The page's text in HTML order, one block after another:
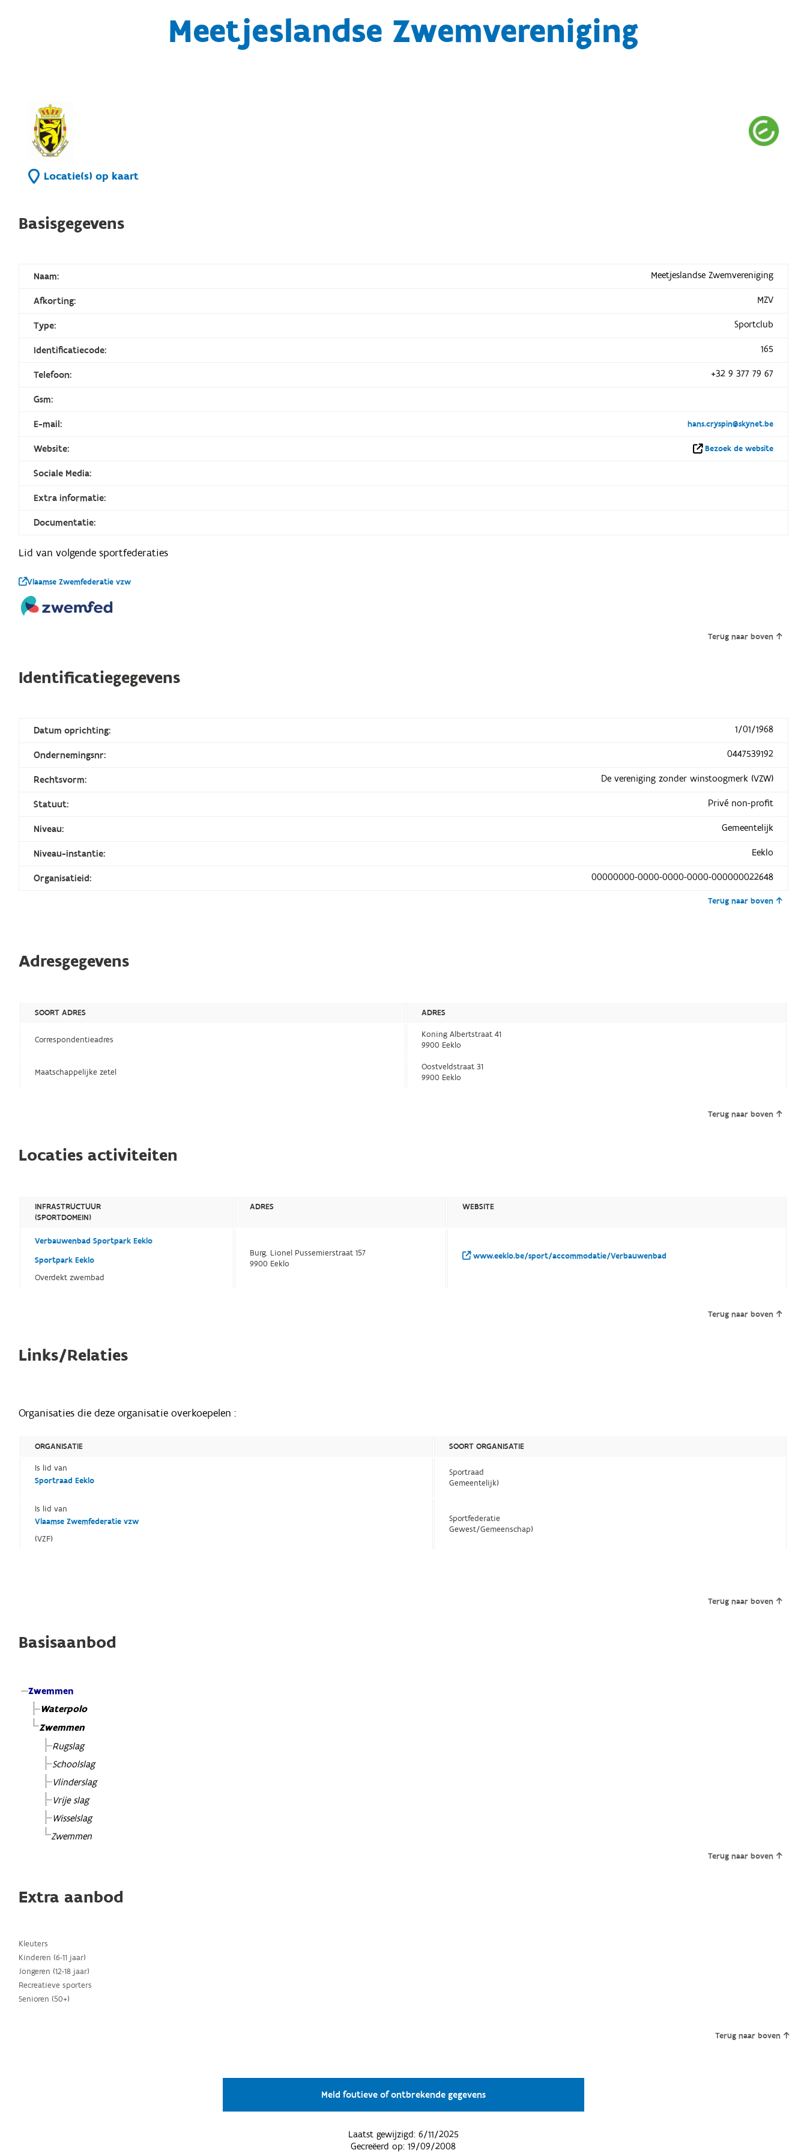
Meetjeslandse Zwemvereniging
Locatie(s) op kaart
Basisgegevens
Naam: Meetjeslandse Zwemvereniging
Afkorting: MZV
Type: Sportclub
Identificatiecode: 165
Telefoon: +32 9 377 79 67
Gsm:
E-mail: hans.cryspin@skynet.be
Website: Bezoek de website
Sociale Media:
Extra informatie:
Documentatie:
Lid van volgende sportfederaties
Vlaamse Zwemfederatie vzw
Terug naar boven
Identificatiegegevens
Datum oprichting: 1/01/1968
Ondernemingsnr: 0447539192
Rechtsvorm: De vereniging zonder winstoogmerk (VZW)
Statuut: Privé non-profit
Niveau: Gemeentelijk
Niveau-instantie: Eeklo
Organisatieid: 00000000-0000-0000-0000-000000022648
Terug naar boven
Adresgegevens
SOORT ADRES ADRES
Correspondentieadres
Koning Albertstraat 41
9900 Eeklo
Maatschappelijke zetel
Oostveldstraat 31
9900 Eeklo
Terug naar boven
Locaties activiteiten
INFRASTRUCTUUR
(SPORTDOMEIN)
ADRES WEBSITE
Verbauwenbad Sportpark Eeklo
Sportpark Eeklo
Overdekt zwembad
Burg. Lionel Pussemierstraat 157
9900 Eeklo
www.eeklo.be/sport/accommodatie/Verbauwenbad
Terug naar boven
Links/Relaties
Organisaties die deze organisatie overkoepelen :
ORGANISATIE
SOORT ORGANISATIE
Is lid van
Sportraad Eeklo
Sportraad
Gemeentelijk)
Is lid van
Vlaamse Zwemfederatie vzw
(VZF)
Sportfederatie
Gewest/Gemeenschap)
Terug naar boven
Basisaanbod
Zwemmen
Waterpolo
Zwemmen
Rugslag
Schoolslag
Vlinderslag
Vrije slag
Wisselslag
Zwemmen
Terug naar boven
Extra aanbod
Kleuters
Kinderen (6-11 jaar)
Jongeren (12-18 jaar)
Recreatieve sporters
Senioren (50+)
Terug naar boven
Meld foutieve of ontbrekende gegevens
Laatst gewijzigd: 6/11/2025
Gecreëerd op:19/09/2008